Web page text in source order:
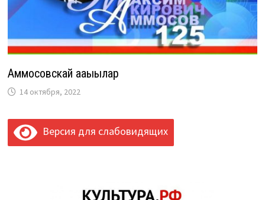
Аммосовскай ааҕыылар
14 октября, 2022
Версия для слабовидящих